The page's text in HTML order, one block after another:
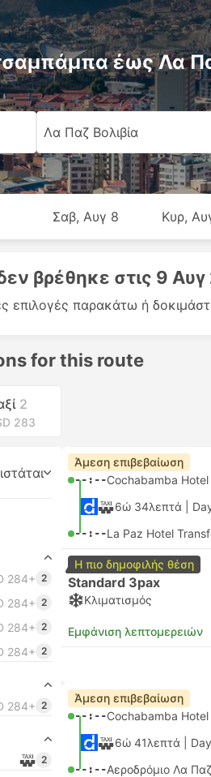
έως Λα
Λα Παζ Βολιβία
Σαβ, Αυγ 8 Κυρ,
βρέθηκε στις 9
επιλογές παρακάτω ή
for this route
2
283
284+ 2
284+ 2
284+ 2
284+ 2
284+ 2
2
Άμεση επιβεβαίωση
--:--Cochabamba
6ώ 34λεπτά |
--:--La Paz Hotel
Η πιο δημοφιλής θέση
Standard 3pax
Κλιματισμός
Εμφάνιση λεπτομερειών
Άμεση επιβεβαίωση
--:--Cochabamba
6ώ 41λεπτά |
--:--Αεροδρόμιο Λα